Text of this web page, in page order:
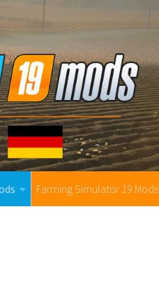
Farming Simulator 19 Mods